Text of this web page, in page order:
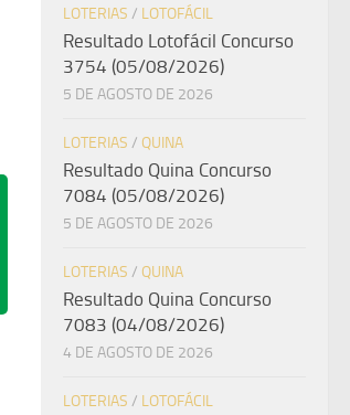
LOTERIAS / LOTOFÁCIL
Resultado Lotofácil Concurso
3754 (05/08/2026)
5 DE AGOSTO DE 2026
LOTERIAS / QUINA
Resultado Quina Concurso
7084 (05/08/2026)
5 DE AGOSTO DE 2026
LOTERIAS / QUINA
Resultado Quina Concurso
7083 (04/08/2026)
4 DE AGOSTO DE 2026
LOTERIAS / LOTOFÁCIL